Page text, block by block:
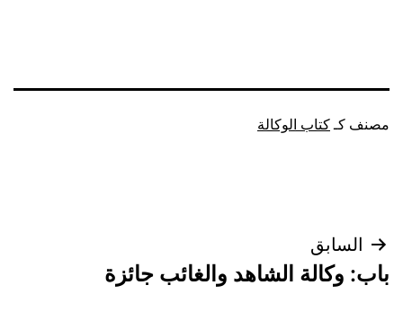
مصنف كـ كتاب الوكالة
تصفّح
المقالات
السابق
باب: وكالة الشاهد والغائب جائزة